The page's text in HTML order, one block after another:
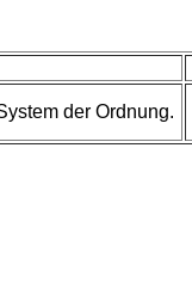
der Ordnung.